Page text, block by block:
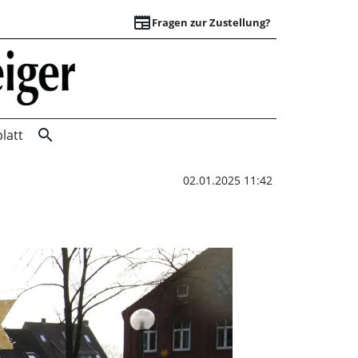
newspaperFragen zur Zustellung?
Die Sternsinger |
search
02.01.2025 11:42